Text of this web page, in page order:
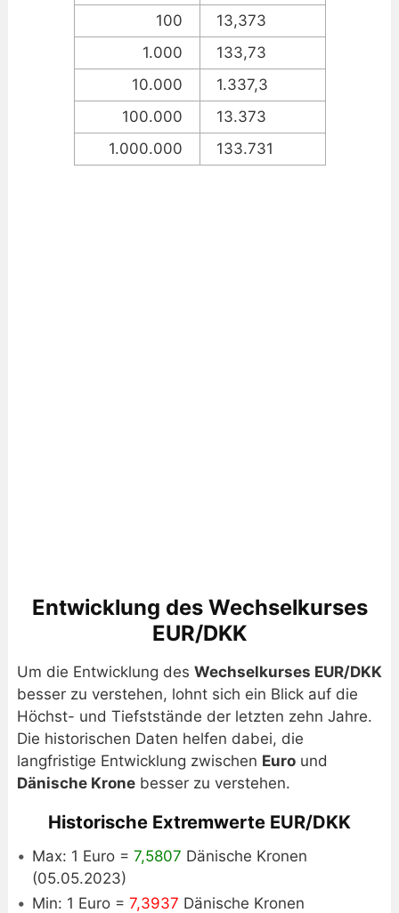
100
13,373
1.000
133,73
10.000
1.337,3
100.000
13.373
1.000.000
133.731
Entwicklung des Wechselkurses
EUR/DKK
Um die Entwicklung des Wechselkurses EUR/DKK
besser zu verstehen, lohnt sich ein Blick auf die
Höchst- und Tiefststände der letzten zehn Jahre.
Die historischen Daten helfen dabei, die
langfristige Entwicklung zwischen Euround
Dänische Kronebesser zu verstehen.
Historische Extremwerte EUR/DKK
Max: 1 Euro = 7,5807 Dänische Kronen
(05.05.2023)
Min: 1 Euro = 7,3937 Dänische Kronen